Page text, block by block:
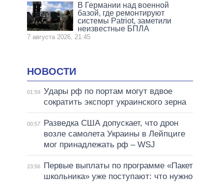
В Германии над военной
базой, где ремонтируют
системы Patriot, заметили
неизвестные БПЛА
7 августа 2026, 21:45
НОВОСТИ
01:59 Удары рф по портам могут вдвое
сократить экспорт украинского зерна
00:57
Разведка США допускает, что дрон
возле самолета Украины в Лейпциге
мог принадлежать рф – WSJ
23:56
Первые выплаты по программе «Пакет
школьника» уже поступают: что нужно